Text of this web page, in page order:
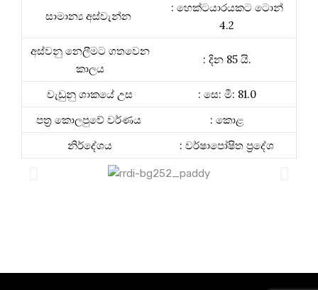
සාමාන්‍ය අස්වැන්න
: හෙක්ටයාරයකට ටොන්
4.2
අස්වනු නෙලීමට ගතවෙන
කාලය
: දින 85 යි.
වැඩුනු ශාකයේ උස
: සෙ: මී: 81.0
පත්‍ර කොලපුවේ වර්ණය
: කොළ
නිර්දේශය
: වර්ෂාපෝෂිත ප්‍රදේශ